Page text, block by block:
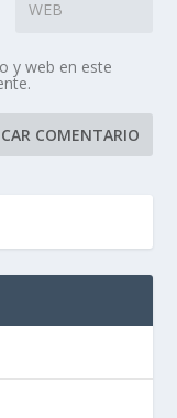
y web en este